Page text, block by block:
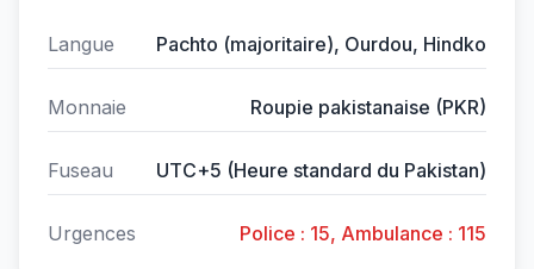
Langue Pachto (majoritaire), Ourdou, Hindko
Monnaie Roupie pakistanaise (PKR)
Fuseau UTC+5 (Heure standard du Pakistan)
Urgences Police : 15, Ambulance : 115